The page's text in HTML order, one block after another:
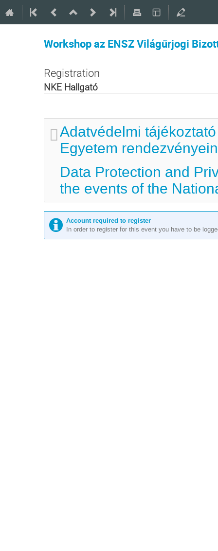
Workshop az ENSZ Világűrjogi
Registration
NKE Hallgató
Adatvédelmi
Egyetem
Data Protection and
the events of the
Account required to register
In order to register for this event you have to be